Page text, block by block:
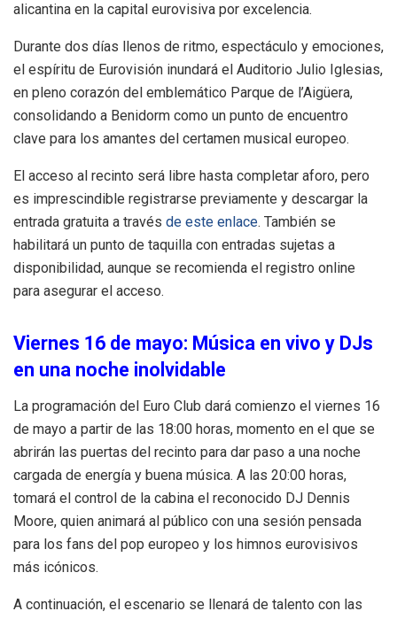
alicantina en la capital eurovisiva por excelencia.
Durante dos días llenos de ritmo, espectáculo y emociones,
el espíritu de Eurovisión inundará el Auditorio Julio Iglesias,
en pleno corazón del emblemático Parque de l’Aigüera,
consolidando a Benidorm como un punto de encuentro
clave para los amantes del certamen musical europeo.
El acceso al recinto será libre hasta completar aforo, pero
es imprescindible registrarse previamente y descargar la
entrada gratuita a través de este enlace. También se
habilitará un punto de taquilla con entradas sujetas a
disponibilidad, aunque se recomienda el registro online
para asegurar el acceso.
Viernes 16 de mayo: Música en vivo y DJs
en una noche inolvidable
La programación del Euro Club dará comienzo el viernes 16
de mayo a partir de las 18:00 horas, momento en el que se
abrirán las puertas del recinto para dar paso a una noche
cargada de energía y buena música. A las 20:00 horas,
tomará el control de la cabina el reconocido DJ Dennis
Moore, quien animará al público con una sesión pensada
para los fans del pop europeo y los himnos eurovisivos
más icónicos.
A continuación, el escenario se llenará de talento con las